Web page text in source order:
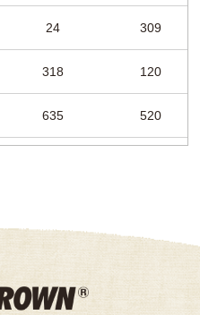
24 309
318 120
635 520